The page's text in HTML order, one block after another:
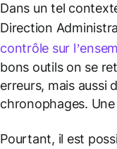
Dans un tel
Direction
contrôle sur
bons outils on se
erreurs, mais aussi
chronophages.
Pourtant, il est